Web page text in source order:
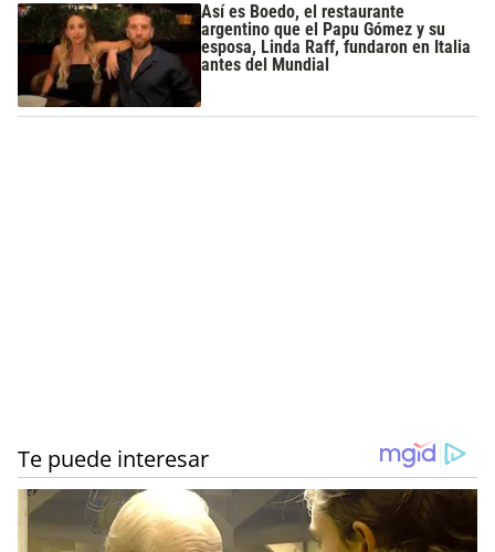
Así es Boedo, el restaurante
argentino que el Papu Gómez y su
esposa, Linda Raff, fundaron en Italia
antes del Mundial